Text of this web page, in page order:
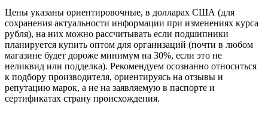
Цены указаны ориентировочные, в долларах США (для
сохранения актуальности информации при изменениях курса
рубля), на них можно рассчитывать если подшипники
планируется купить оптом для организаций (почти в любом
магазине будет дороже минимум на 30%, если это не
неликвид или подделка). Рекомендуем осознанно относиться
к подбору производителя, ориентируясь на отзывы и
репутацию марок, а не на заявляемую в паспорте и
сертификатах страну происхождения.